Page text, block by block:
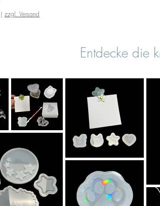
| zzgl. Versand
Entdecke die